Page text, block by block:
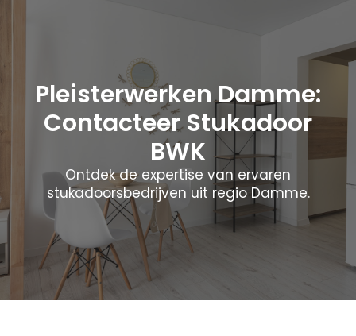
Pleisterwerken Damme:
Contacteer Stukadoor
BWK
Ontdek de expertise van ervaren
stukadoorsbedrijven uit regio Damme.